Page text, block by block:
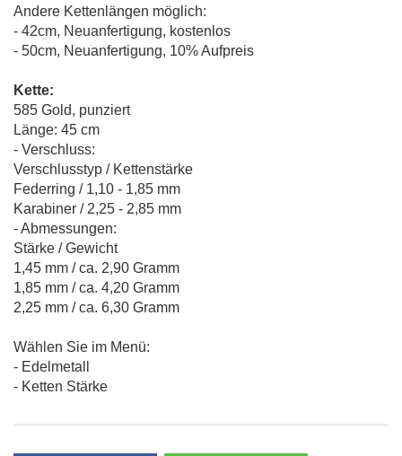
Andere Kettenlängen möglich:
- 42cm, Neuanfertigung, kostenlos
- 50cm, Neuanfertigung, 10% Aufpreis
Kette:
585 Gold, punziert
Länge: 45 cm
- Verschluss:
Verschlusstyp / Kettenstärke
Federring / 1,10 - 1,85 mm
Karabiner / 2,25 - 2,85 mm
- Abmessungen:
Stärke / Gewicht
1,45 mm / ca. 2,90 Gramm
1,85 mm / ca. 4,20 Gramm
2,25 mm / ca. 6,30 Gramm
Wählen Sie im Menü:
- Edelmetall
- Ketten Stärke